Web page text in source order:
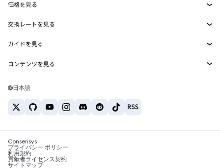
MetaMask Connect
Snaps
Web3サービス
セキュリティ
サポート
キャリア
お問い合わせ
価格を見る
イーサリアムの価格
Solanaの価格
Tetherの価格
交換レートを見る
ETH→USD
USDT→INR
BTC→INR
ETH→USDT
ガイドを見る
ETHの購入
USDTの購入
SHIBの購入
BNBの購入
コンテンツを見る
Solanaウォレット
税制関連ニュース
暗号資産の購入方法は？
日本語
Consensys
プライバシー ポリシー
利用規約
貢献者ライセンス契約
サイトマップ